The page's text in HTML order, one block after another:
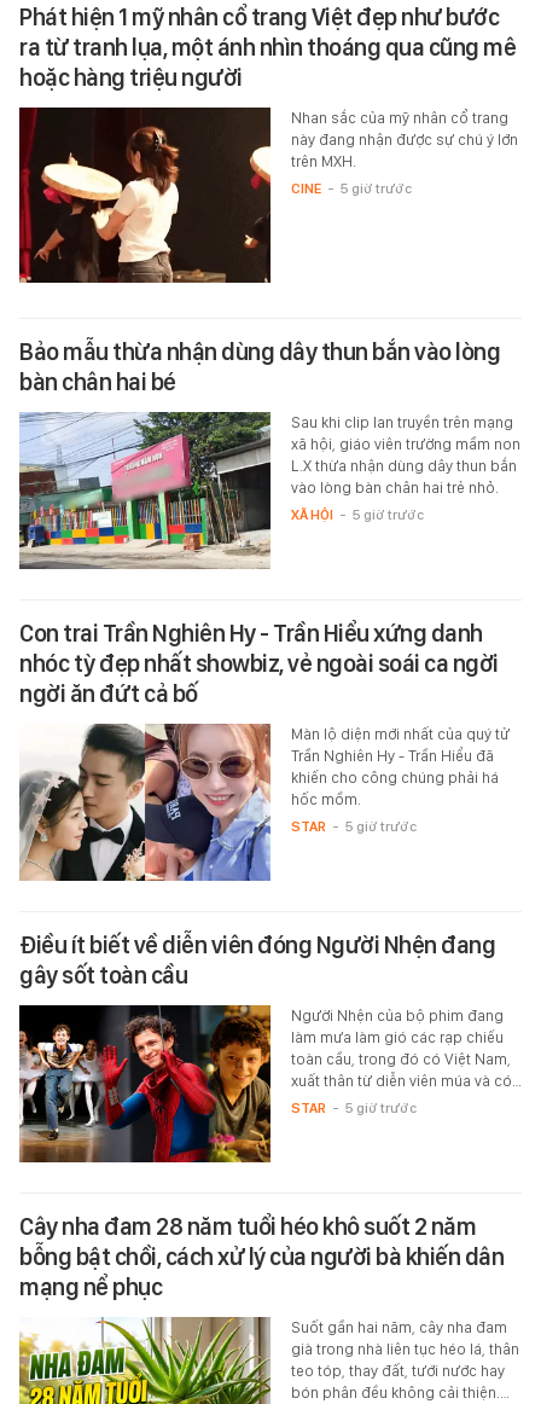
Phát hiện 1 mỹ nhân cổ trang Việt đẹp như bước
ra từ tranh lụa, một ánh nhìn thoáng qua cũng mê
hoặc hàng triệu người
Nhan sắc của mỹ nhân cổ trang
này đang nhận được sự chú ý lớn
trên MXH.
CINE - 5 giờ trước
Bảo mẫu thừa nhận dùng dây thun bắn vào lòng
bàn chân hai bé
Sau khi clip lan truyền trên mạng
xã hội, giáo viên trường mầm non
L.X thừa nhận dùng dây thun bắn
vào lòng bàn chân hai trẻ nhỏ.
XÃ HỘI - 5 giờ trước
Con trai Trần Nghiên Hy - Trần Hiểu xứng danh
nhóc tỳ đẹp nhất showbiz, vẻ ngoài soái ca ngời
ngời ăn đứt cả bố
Màn lộ diện mới nhất của quý tử
Trần Nghiên Hy - Trần Hiểu đã
khiến cho công chúng phải há
hốc mồm.
STAR - 5 giờ trước
Điều ít biết về diễn viên đóng Người Nhện đang
gây sốt toàn cầu
Người Nhện của bộ phim đang
làm mưa làm gió các rạp chiếu
toàn cầu, trong đó có Việt Nam,
xuất thân từ diễn viên múa và có…
STAR - 5 giờ trước
Cây nha đam 28 năm tuổi héo khô suốt 2 năm
bỗng bật chồi, cách xử lý của người bà khiến dân
mạng nể phục
Suốt gần hai năm, cây nha đam
già trong nhà liên tục héo lá, thân
teo tóp, thay đất, tưới nước hay
bón phân đều không cải thiện.…